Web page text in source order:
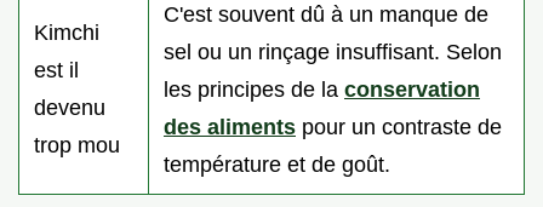
Kimchi
est il
devenu
trop mou
C'est souvent dû à un manque de
sel ou un rinçage insuffisant. Selon
les principes de la conservation
des aliments pour un contraste de
température et de goût.